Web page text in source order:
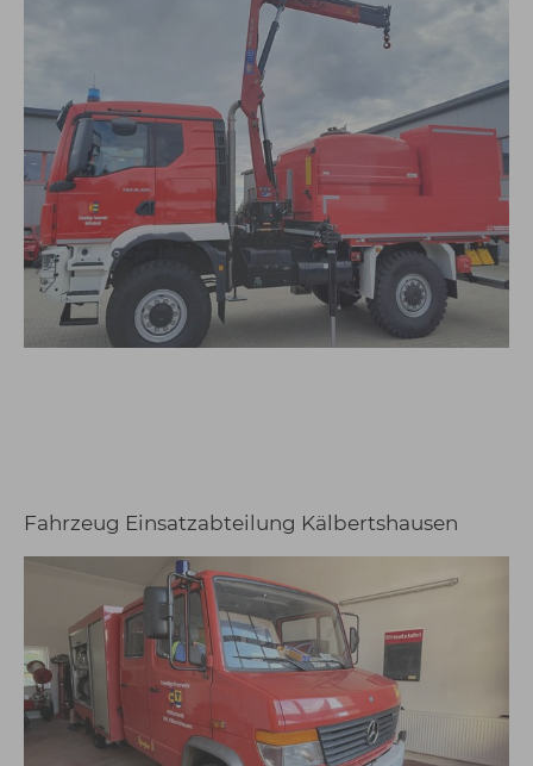
Fahrzeug Einsatzabteilung Kälbertshausen